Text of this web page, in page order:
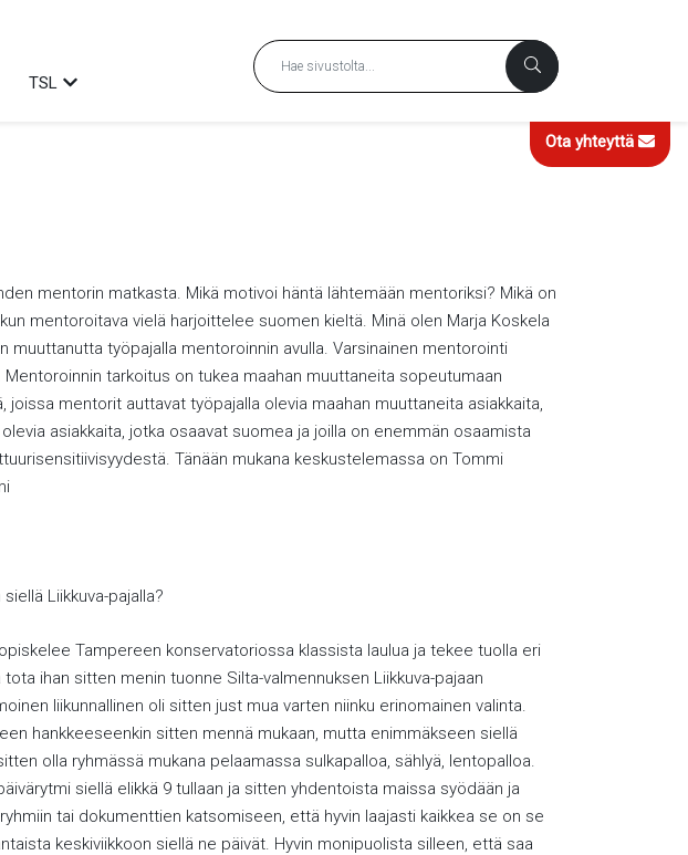
alavalikko
TSL Avaa alavalikko
Ota yhteyttä
mentorin matkasta. Mikä motivoi häntä lähtemään mentoriksi? Mikä on
mentoroitava vielä harjoittelee suomen kieltä. Minä olen Marja Koskela
työpajalla mentoroinnin avulla. Varsinainen mentorointi
tarkoitus on tukea maahan muuttaneita sopeutumaan
mentorit auttavat työpajalla olevia maahan muuttaneita asiakkaita,
asiakkaita, jotka osaavat suomea ja joilla on enemmän osaamista
Tänään mukana keskustelemassa on Tommi
Liikkuva-pajalla?
Tampereen konservatoriossa klassista laulua ja tekee tuolla eri
ihan sitten menin tuonne Silta-valmennuksen Liikkuva-pajaan
liikunnallinen oli sitten just mua varten niinku erinomainen valinta.
hankkeeseenkin sitten mennä mukaan, mutta enimmäkseen siellä
olla ryhmässä mukana pelaamassa sulkapalloa, sählyä, lentopalloa.
siellä elikkä 9 tullaan ja sitten yhdentoista maissa syödään ja
tai dokumenttien katsomiseen, että hyvin laajasti kaikkea se on se
keskiviikkoon siellä ne päivät. Hyvin monipuolista silleen, että saa